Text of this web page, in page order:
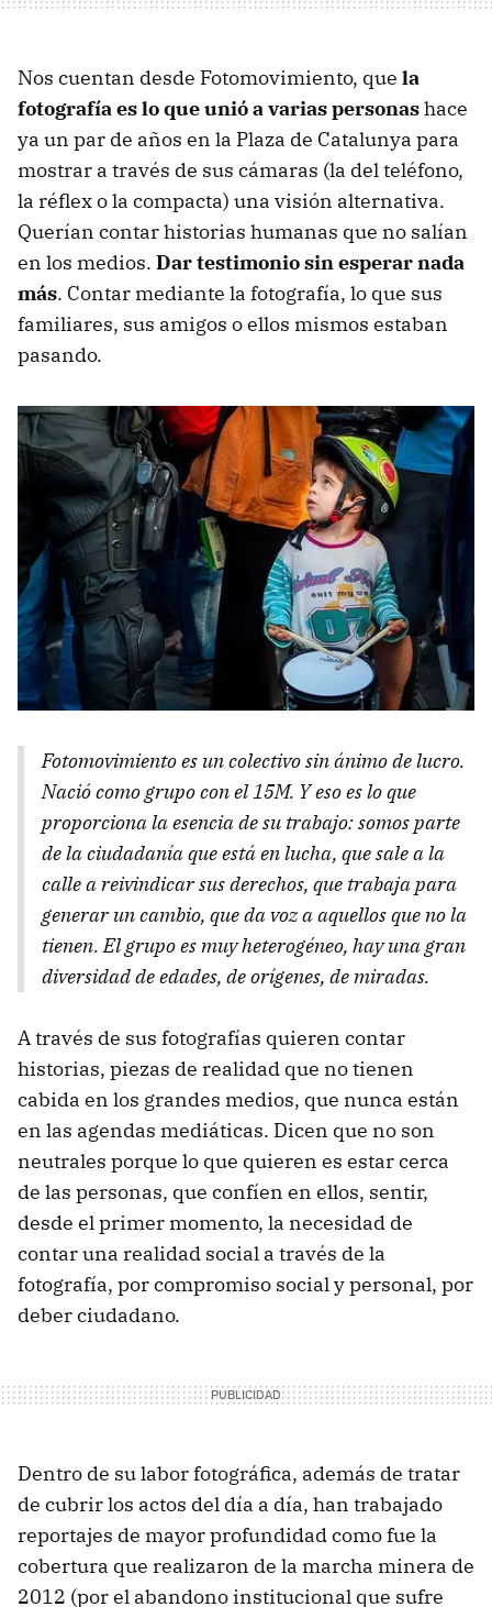
Nos cuentan desde Fotomovimiento, que la
fotografía es lo que unió a varias personashace
ya un par de años en la Plaza de Catalunya para
mostrar a través de sus cámaras (la del teléfono,
la réflex o la compacta) una visión alternativa.
Querían contar historias humanas que no salían
en los medios. Dar testimonio sin esperar nada
más. Contar mediante la fotografía, lo que sus
familiares, sus amigos o ellos mismos estaban
pasando.
Fotomovimiento es un colectivo sin ánimo de lucro.
Nació como grupo con el 15M. Y eso es lo que
proporciona la esencia de su trabajo: somos parte
de la ciudadanía que está en lucha, que sale a la
calle a reivindicar sus derechos, que trabaja para
generar un cambio, que da voz a aquellos que no la
tienen. El grupo es muy heterogéneo, hay una gran
diversidad de edades, de orígenes, de miradas.
A través de sus fotografías quieren contar
historias, piezas de realidad que no tienen
cabida en los grandes medios, que nunca están
en las agendas mediáticas. Dicen que no son
neutrales porque lo que quieren es estar cerca
de las personas, que confíen en ellos, sentir,
desde el primer momento, la necesidad de
contar una realidad social a través de la
fotografía, por compromiso social y personal, por
deber ciudadano.
Dentro de su labor fotográfica, además de tratar
de cubrir los actos del día a día, han trabajado
reportajes de mayor profundidad como fue la
cobertura que realizaron de la marcha minera de
2012 (por el abandono institucional que sufre